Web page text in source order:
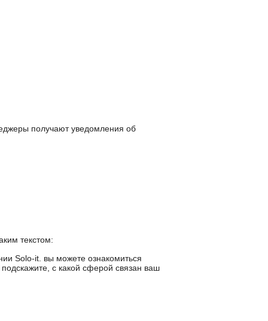
получают уведомления об
текстом:
Solo-it. вы можете ознакомиться
с какой сферой связан ваш